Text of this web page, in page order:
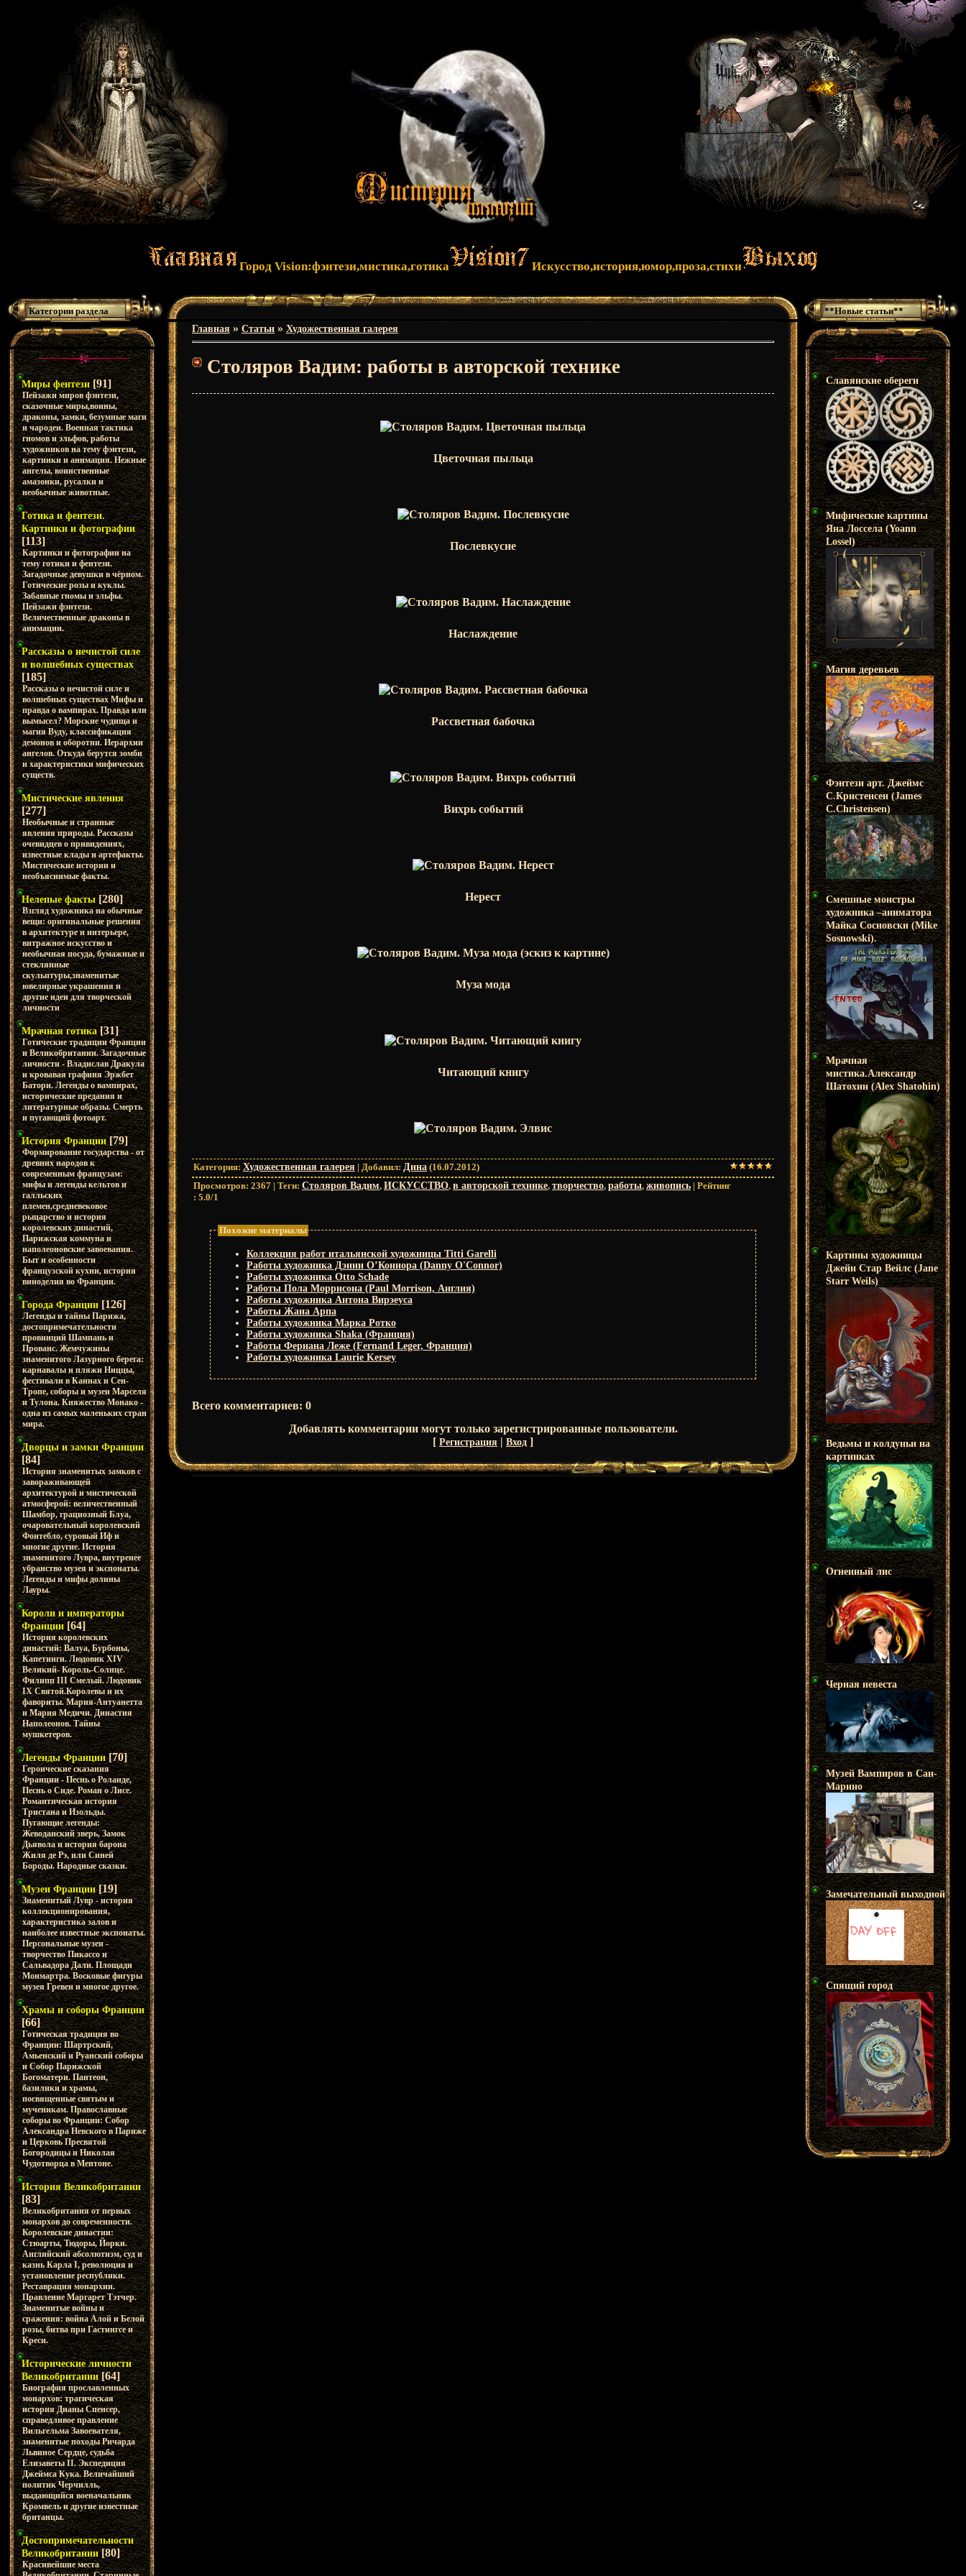
Город Vision:фэнтези,мистика,готика Искусство,история,юмор,проза,стихи
Категории раздела
Миры фентези [91]
Пейзажи миров фэнтези,
сказочные миры,воины,
драконы, замки, безумные маги
и чародеи. Военная тактика
гномов и эльфов, работы
художников на тему фэнтези,
картинки и анимация. Нежные
ангелы, воинственные
амазонки, русалки и
необычные животные.
Готика и фентези.
Картинки и фотографии
[113]
Картинки и фотографии на
тему готики и фентези.
Загадочные девушки в чёрном.
Готические розы и куклы.
Забавные гномы и эльфы.
Пейзажи фэнтези.
Величественные драконы в
анимации.
Рассказы о нечистой силе
и волшебных существах
[185]
Рассказы о нечистой силе и
волшебных существах Мифы и
правда о вампирах. Правда или
вымысел? Морские чудища и
магия Вуду, классификация
демонов и оборотни. Иерархии
ангелов. Откуда берутся зомби
и характеристики мифических
существ.
Мистические явления
[277]
Необычные и странные
явления природы. Рассказы
очевидцев о привидениях,
известные клады и артефакты.
Мистические истории и
необъяснимые факты.
Нелепые факты [280]
Взгляд художника на обычные
вещи: оригинальные решения
в архитектуре и интерьере,
витражное искусство и
необычная посуда, бумажные и
стеклянные
скульптуры,знаменитые
ювелирные украшения и
другие идеи для творческой
личности
Мрачная готика [31]
Готические традиции Франции
и Великобритании. Загадочные
личности - Владислав Дракула
и кровавая графиня Эржбет
Батори. Легенды о вампирах,
исторические предания и
литературные образы. Смерть
и пугающий фотоарт.
История Франции [79]
Формирование государства - от
древних народов к
современным французам:
мифы и легенды кельтов и
галльских
племен,средневековое
рыцарство и история
королевских династий,
Парижская коммуна и
наполеоновские завоевания.
Быт и особенности
французской кухни, история
виноделия во Франции.
Города Франции [126]
Легенды и тайны Парижа,
достопримечательности
провинций Шампань и
Прованс. Жемчужины
знаменитого Лазурного берега:
карнавалы и пляжи Ниццы,
фестивали в Каннах и Сен-
Тропе, соборы и музеи Марселя
и Тулона. Княжество Монако -
одна из самых маленьких стран
мира.
Дворцы и замки Франции
[84]
История знаменитых замков с
завораживающей
архитектурой и мистической
атмосферой: величественный
Шамбор, грациозный Блуа,
очаровательный королевский
Фонтебло, суровый Иф и
многие другие. История
знаменитого Лувра, внутренее
убранство музея и экспонаты.
Легенды и мифы долины
Лауры.
Короли и императоры
Франции [64]
История королевских
династий: Валуа, Бурбоны,
Капетинги. Людовик XIV
Великий- Король-Солнце.
Филипп III Смелый. Людовик
IX Святой.Королевы и их
фавориты. Мария-Антуанетта
и Мария Медичи. Династия
Наполеонов. Тайны
мушкетеров.
Легенды Франции [70]
Героические сказания
Франции - Песнь о Роланде,
Песнь о Сиде. Роман о Лисе.
Романтическая история
Тристана и Изольды.
Пугающие легенды:
Жеводанский зверь, Замок
Дьявола и история барона
Жиля де Рэ, или Синей
Бороды. Народные сказки.
Музеи Франции [19]
Знаменитый Лувр - история
коллекционирования,
характеристика залов и
наиболее известные экспонаты.
Персональные музеи -
творчество Пикассо и
Сальвадора Дали. Площади
Монмартра. Восковые фигуры
музея Гревен и многое другое.
Храмы и соборы Франции
[66]
Готическая традиция во
Франции: Шартрский,
Амьенский и Руанский соборы
и Собор Парижской
Богоматери. Пантеон,
базилики и храмы,
посвященные святым и
мученикам. Православные
соборы во Франции: Собор
Александра Невского в Париже
и Церковь Пресвятой
Богородицы и Николая
Чудотворца в Ментоне.
История Великобритании
[83]
Великобритания от первых
монархов до современности.
Королевские династии:
Стюарты, Тюдоры, Йорки.
Английский абсолютизм, суд и
казнь Карла I, революция и
установление республики.
Реставрация монархии.
Правление Маргарет Тэтчер.
Знаменитые войны и
сражения: война Алой и Белой
розы, битва при Гастингсе и
Креси.
Исторические личности
Великобритании [64]
Биография прославленных
монархов: трагическая
история Дианы Спенсер,
справедливое правление
Вильгельма Завоевателя,
знаменитые походы Ричарда
Львиное Сердце, судьба
Елизаветы II. Экспедиция
Джеймса Кука. Величайший
политик Черчилль,
выдающийся военачальник
Кромвель и другие известные
британцы.
Достопримечательности
Великобритании [80]
Красивейшие места
Главная » Статьи » Художественная галерея
Столяров Вадим: работы в авторской технике
Цветочная пыльца
Послевкусие
Наслаждение
Рассветная бабочка
Вихрь событий
Нерест
Муза мода
Читающий книгу
Категория: Художественная галерея | Добавил: Дина (16.07.2012)
Просмотров: 2367 | Теги: Столяров Вадим, ИСКУССТВО, в авторской технике, творчество, работы, живопись | Рейтинг
: 5.0/1
Похожие материалы
Коллекция работ итальянской художницы Titti Garelli
Работы художника Дэнни О’Коннора (Danny O'Connor)
Работы художника Otto Schade
Работы Пола Моррисона (Paul Morrison, Англия)
Работы художника Антона Вирэеуса
Работы Жана Арпа
Работы художника Марка Ротко
Работы художника Shaka (Франция)
Работы Фернана Леже (Fernand Leger, Франция)
Работы художника Laurie Kersey
Всего комментариев: 0
Добавлять комментарии могут только зарегистрированные пользователи.
[ Регистрация | Вход ]
**Новые статьи**
Славянские обереги
Мифические картины
Яна Лоссела (Yoann
Lossel)
Магия деревьев
Фэнтези арт. Джеймс
С.Кристенсен (James
C.Christensen)
Смешные монстры
художника –аниматора
Майка Сосновски (Mike
Sosnowski).
Мрачная
мистика.Александр
Шатохин (Alex Shatohin)
Картины художницы
Джейн Стар Вейлс (Jane
Starr Weils)
Ведьмы и колдуньи на
картинках
Огненный лис
Черная невеста
Музей Вампиров в Сан-
Марино
Замечательный выходной
Спящий город